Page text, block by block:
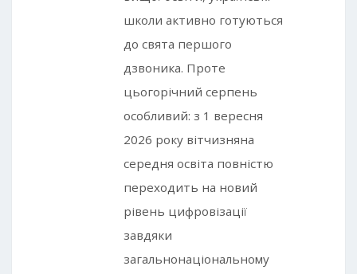
школи активно готуються
до свята першого
дзвоника. Проте
цьогорічний серпень
особливий: з 1 вересня
2026 року вітчизняна
середня освіта повністю
переходить на новий
рівень цифровізації
завдяки
загальнонаціональному